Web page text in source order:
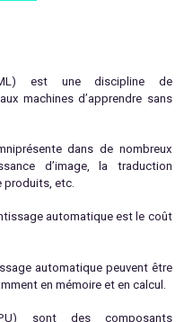
(ML) est une discipline de
machines d’apprendre sans
dans de nombreux
d’image, la traduction
produits, etc.
automatique est le coût
automatique peuvent être
en mémoire et en calcul.
sont des composants